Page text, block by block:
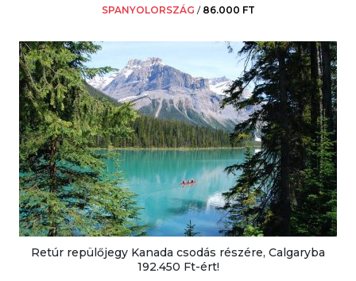
SPANYOLORSZÁG / 86.000 FT
Retúr repülőjegy Kanada csodás részére, Calgaryba
192.450 Ft-ért!